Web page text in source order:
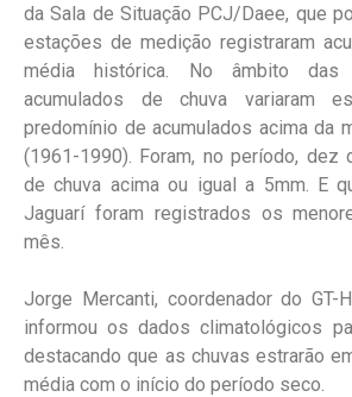
da Sala de Situação PCJ/Daee, que
estações de medição registraram
média histórica. No âmbito
acumulados de chuva variaram
predomínio de acumulados acima da
(1961-1990). Foram, no período, dez
de chuva acima ou igual a 5mm. E
Jaguarí foram registrados os
mês.
Jorge Mercanti, coordenador do GT-
informou os dados climatológicos
destacando que as chuvas estrarão
média com o início do período seco.